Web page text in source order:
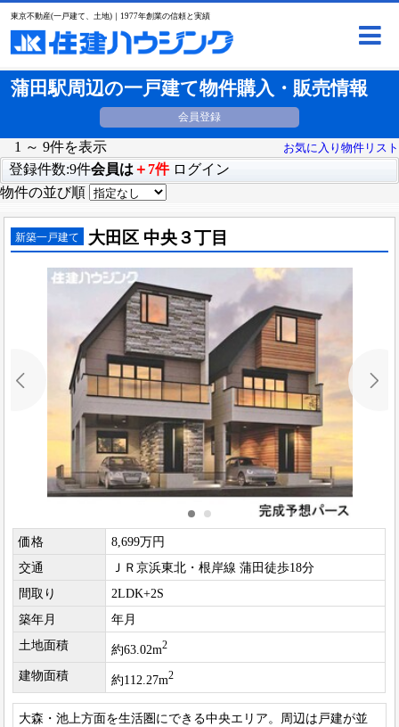
東京不動産(一戸建て、土地)｜1977年創業の信頼と実績
蒲田駅周辺の一戸建て物件購入・販売情報
会員登録
1 ～ 9件を表示 お気に入り物件リスト
登録件数:9件会員は ＋7件 ログイン
物件の並び順
新築一戸建て 大田区 中央３丁目
価格
8,699万円
交通
ＪＲ京浜東北・根岸線 蒲田徒歩18分
間取り
2LDK+2S
築年月
年月
土地面積
約63.02m2
建物面積 約112.27m2
大森・池上方面を生活圏にできる中央エリア。周辺は戸建が並